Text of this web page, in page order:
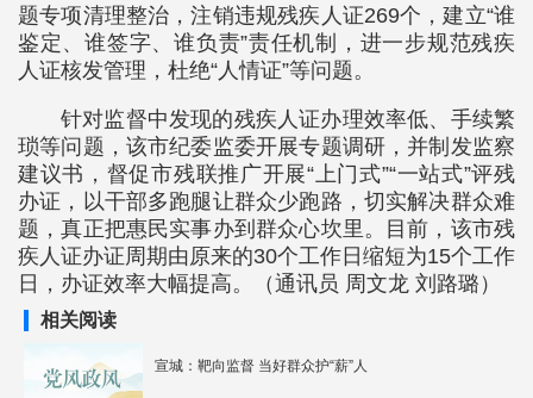
题专项清理整治，注销违规残疾人证269个，建立“谁
鉴定、谁签字、谁负责”责任机制，进一步规范残疾
人证核发管理，杜绝“人情证”等问题。
针对监督中发现的残疾人证办理效率低、手续繁
琐等问题，该市纪委监委开展专题调研，并制发监察
建议书，督促市残联推广开展“上门式”“一站式”评残
办证，以干部多跑腿让群众少跑路，切实解决群众难
题，真正把惠民实事办到群众心坎里。目前，该市残
疾人证办证周期由原来的30个工作日缩短为15个工作
日，办证效率大幅提高。（通讯员 周文龙 刘路璐）
相关阅读
宣城：靶向监督 当好群众护“薪”人